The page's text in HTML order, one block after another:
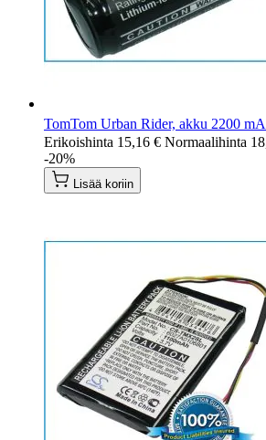
TomTom Urban Rider, akku 2200
Erikoishinta 15,16 € Normaalihinta
-20%
Lisää koriin